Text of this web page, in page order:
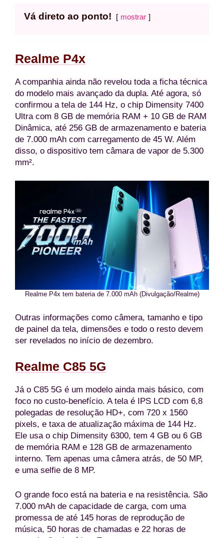
Vá direto ao ponto! mostrar
Realme P4x
A companhia ainda não revelou toda a ficha técnica
do modelo mais avançado da dupla. Até agora, só
confirmou a tela de 144 Hz, o chip Dimensity 7400
Ultra com 8 GB de memória RAM + 10 GB de RAM
Dinâmica, até 256 GB de armazenamento e bateria
de 7.000 mAh com carregamento de 45 W. Além
disso, o dispositivo tem câmara de vapor de 5.300
mm².
Realme P4x tem bateria de 7.000 mAh (Divulgação/Realme)
Outras informações como câmera, tamanho e tipo
de painel da tela, dimensões e todo o resto devem
ser revelados no início de dezembro.
Realme C85 5G
Já o C85 5G é um modelo ainda mais básico, com
foco no custo-benefício. A tela é IPS LCD com 6,8
polegadas de resolução HD+, com 720 x 1560
pixels, e taxa de atualização máxima de 144 Hz.
Ele usa o chip Dimensity 6300, tem 4 GB ou 6 GB
de memória RAM e 128 GB de armazenamento
interno. Tem apenas uma câmera atrás, de 50 MP,
e uma selfie de 8 MP.
O grande foco está na bateria e na resistência. São
7.000 mAh de capacidade de carga, com uma
promessa de até 145 horas de reprodução de
música, 50 horas de chamadas e 22 horas de